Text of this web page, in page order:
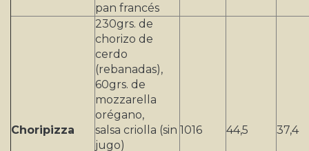
pan francés
Choripizza
230grs. de
chorizo de
cerdo
(rebanadas),
60grs. de
mozzarella
orégano,
salsa criolla (sin
jugo)
1016 44,5 37,4